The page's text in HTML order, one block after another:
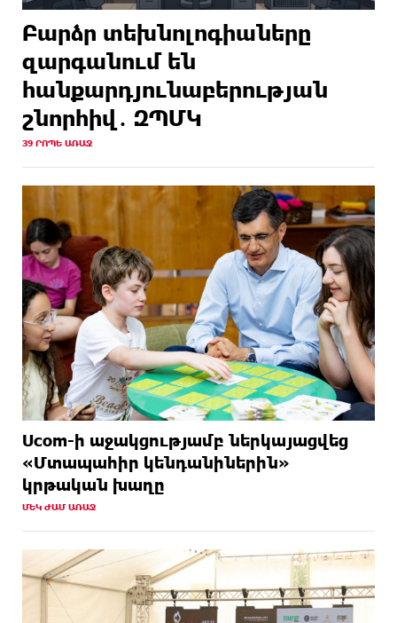
Բարձր տեխնոլոգիաները
զարգանում են
հանքարդյունաբերության
շնորհիվ․ ԶՊՄԿ
39 ՐՈՊԵ ԱՌԱՋ
Ucom-ի աջակցությամբ ներկայացվեց
«Մտապահիր կենդանիներին»
կրթական խաղը
ՄԵԿ ԺԱՄ ԱՌԱՋ